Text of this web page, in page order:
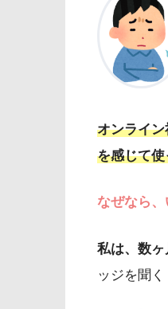
オンライ
を感じて
なぜなら、
私は、数ヶ
ッジを聞